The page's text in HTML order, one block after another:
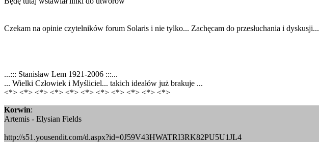
Czekam na opinie czytelników forum Solaris i nie tylko... Zachęcam do przesłuchania i dyskusji...
...::: Stanisław Lem 1921-2006 :::...
... Wielki Człowiek i Myśliciel... takich ideałów już brakuje ...
<*> <*> <*> <*> <*> <*> <*> <*> <*> <*> <*>
Korwin:
Artemis - Elysian Fields
http://s51.yousendit.com/d.aspx?id=0J59V43HWATRI3RK82PU5U1JL4